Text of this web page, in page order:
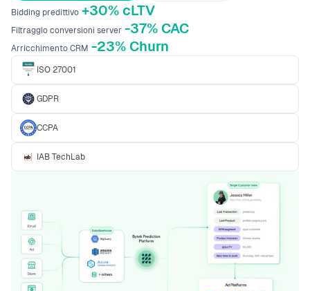
Bidding predittivo +30% cLTV
Filtraggio conversioni server -37% CAC
Arricchimento CRM -23% Churn
ISO 27001
GDPR
CCPA
IAB TechLab